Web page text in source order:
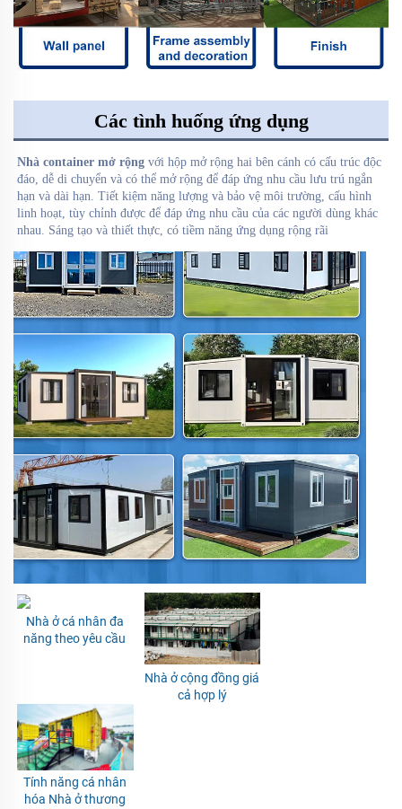
Các tình huống ứng dụng
Nhà container mở rộng với hộp mở rộng hai bên cánh có cấu trúc độc
đáo, dễ di chuyển và có thể mở rộng để đáp ứng nhu cầu lưu trú ngắn
hạn và dài hạn. Tiết kiệm năng lượng và bảo vệ môi trường, cấu hình
linh hoạt, tùy chỉnh được để đáp ứng nhu cầu của các người dùng khác
nhau. Sáng tạo và thiết thực, có tiềm năng ứng dụng rộng rãi
Nhà ở cá nhân đa
năng theo yêu cầu
Nhà ở cộng đồng giá
cả hợp lý
Tính năng cá nhân
hóa Nhà ở thương